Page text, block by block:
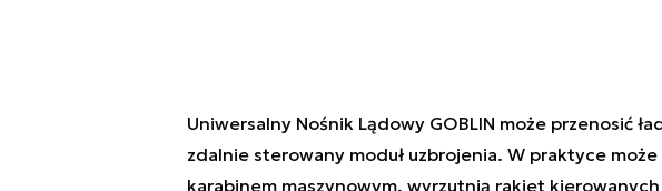
Uniwersalny Nośnik Lądowy GOBLIN może przenosić
zdalnie sterowany moduł uzbrojenia. W praktyce
karabinem maszynowym, wyrzutnią rakiet